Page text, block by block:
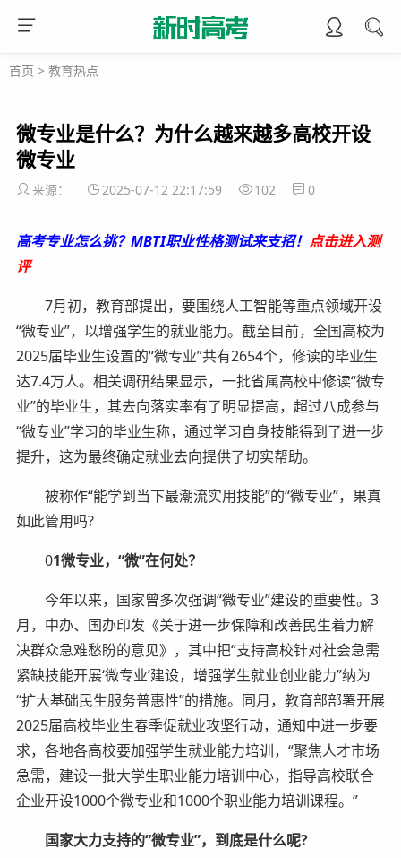
首页 > 教育热点
微专业是什么？为什么越来越多高校开设
微专业
来源： 2025-07-12 22:17:59 102 0
高考专业怎么挑？MBTI职业性格测试来支招！ 点击进入测
评
7月初，教育部提出，要围绕人工智能等重点领域开设
“微专业”，以增强学生的就业能力。截至目前，全国高校为
2025届毕业生设置的“微专业”共有2654个，修读的毕业生
达7.4万人。相关调研结果显示，一批省属高校中修读“微专
业”的毕业生，其去向落实率有了明显提高，超过八成参与
“微专业”学习的毕业生称，通过学习自身技能得到了进一步
提升，这为最终确定就业去向提供了切实帮助。
被称作“能学到当下最潮流实用技能”的“微专业”，果真
如此管用吗?
01微专业，“微”在何处？
今年以来，国家曾多次强调“微专业”建设的重要性。3
月，中办、国办印发《关于进一步保障和改善民生着力解
决群众急难愁盼的意见》，其中把“支持高校针对社会急需
紧缺技能开展‘微专业’建设，增强学生就业创业能力”纳为
“扩大基础民生服务普惠性”的措施。同月，教育部部署开展
2025届高校毕业生春季促就业攻坚行动，通知中进一步要
求，各地各高校要加强学生就业能力培训，“聚焦人才市场
急需，建设一批大学生职业能力培训中心，指导高校联合
企业开设1000个微专业和1000个职业能力培训课程。”
国家大力支持的“微专业”，到底是什么呢?